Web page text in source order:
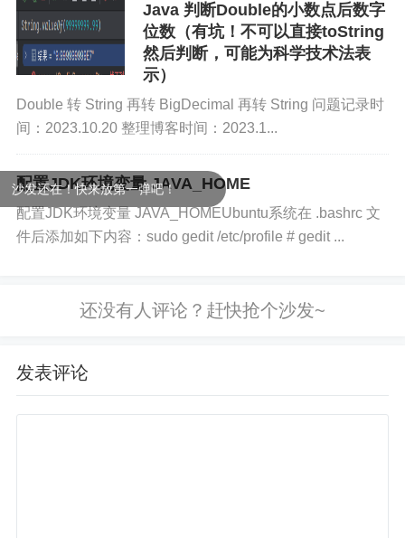
Java
/*
*AbstarctList的内部类，用于迭代
*/
int cursor = 0;
//将要访问的元素的
int lastRet = -1;
//上一个访问元素
int expectedModCount = modCount;
//判断是否还有下一个元素
public
boolean hasNext
return cursor != size ()
}
checkForComodification
        lastRet
return next;
} catch (
Java 判断Double的小数点后数字
位数（有坑！不可以直接toString
然后判断，可能为科学技术法表
示）
Double 转 String 再转 BigDecimal 再转 String 问题记录时
间：2023.10.20 整理博客时间：2023.1...
配置JDK环境变量 JAVA_HOME
配置JDK环境变量 JAVA_HOMEUbuntu系统在 .bashrc 文
件后添加如下内容：sudo gedit /etc/profile # gedit ...
发表评论
发还在！快来放第一弹吧！